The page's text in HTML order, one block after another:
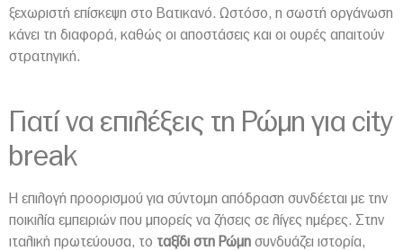
ξεχωριστή επίσκεψη στο Βατικανό. Ωστόσο, η σωστή οργάνωση
κάνει τη διαφορά, καθώς οι αποστάσεις και οι ουρές απαιτούν
στρατηγική.
Γιατί να επιλέξεις τη Ρώμη για city
break
Η επιλογή προορισμού για σύντομη απόδραση συνδέεται με την
ποικιλία εμπειριών που μπορείς να ζήσεις σε λίγες ημέρες. Στην
ιταλική πρωτεύουσα, το ταξίδι στη Ρώμη συνδυάζει ιστορία,